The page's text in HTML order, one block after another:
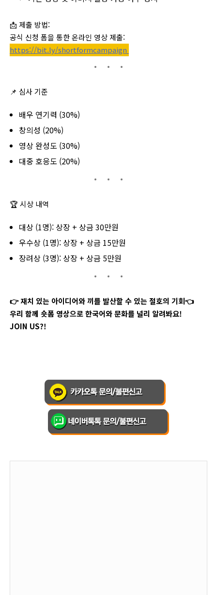
📩 제출 방법:
공식 신청 폼을 통한 온라인 영상 제출:
https://bit.ly/shortformcampaign
📌 심사 기준
배우 연기력 (30%)
창의성 (20%)
영상 완성도 (30%)
대중 호응도 (20%)
🏆 시상 내역
대상 (1명): 상장 + 상금 30만원
우수상 (1명): 상장 + 상금 15만원
장려상 (3명): 상장 + 상금 5만원
👉 재치 있는 아이디어와 끼를 발산할 수 있는 절호의 기회👈
우리 함께 숏폼 영상으로 한국어와 문화를 널리 알려봐요!
JOIN US?!